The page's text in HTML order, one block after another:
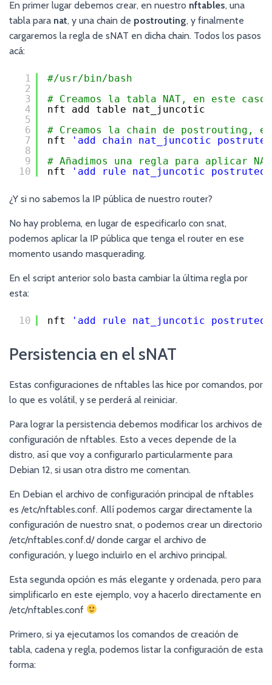
En primer lugar debemos crear, en nuestro nftables, una
tabla para nat, y una chain de postrouting, y finalmente
cargaremos la regla de sNAT en dicha chain. Todos los pasos
acá:
1
2
3
4
5
6
7
8
9
10
#/usr/bin/bash
# Creamos la tabla NAT, en este
nft add table nat_juncotic
# Creamos la chain de postrouting,
nft
'add chain nat_juncotic
# Añadimos una regla para aplicar
nft
'add rule nat_juncotic postruteo
¿Y si no sabemos la IP pública de nuestro router?
No hay problema, en lugar de especificarlo con snat,
podemos aplicar la IP pública que tenga el router en ese
momento usando masquerading.
En el script anterior solo basta cambiar la última regla por
esta:
10 nft 'add rule nat_juncotic postruteo
Persistencia en el sNAT
Estas configuraciones de nftables las hice por comandos, por
lo que es volátil, y se perderá al reiniciar.
Para lograr la persistencia debemos modificar los archivos de
configuración de nftables. Esto a veces depende de la
distro, así que voy a configurarlo particularmente para
Debian 12, si usan otra distro me comentan.
En Debian el archivo de configuración principal de nftables
es /etc/nftables.conf. Allí podemos cargar directamente la
configuración de nuestro snat, o podemos crear un directorio
/etc/nftables.conf.d/ donde cargar el archivo de
configuración, y luego incluirlo en el archivo principal.
Esta segunda opción es más elegante y ordenada, pero para
simplificarlo en este ejemplo, voy a hacerlo directamente en
/etc/nftables.conf
Primero, si ya ejecutamos los comandos de creación de
tabla, cadena y regla, podemos listar la configuración de esta
forma: